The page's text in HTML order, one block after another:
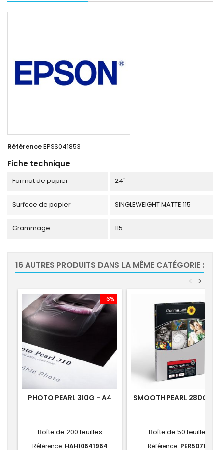
RéférenceEPSS041853
Fiche technique
Format de papier 24"
Surface de papier SINGLEWEIGHT MATTE 115
Grammage 115
16 AUTRES PRODUITS DANS LA MÊME CATÉGORIE :
>
<
-6%
PHOTO PEARL 310G - A4
Boîte de 200 feuilles
Référence: HAH10641964
SMOOTH PEARL 280G -
Boîte de 50 feuilles
Référence: PER50714